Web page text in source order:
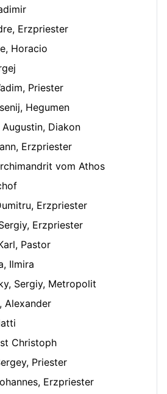
Erzpriester
Horacio
Priester
Hegumen
Diakon
Erzpriester
vom Athos
Erzpriester
Erzpriester
Pastor
Ilmira
Sergiy, Metropolit
Alexander
Christoph
Priester
Erzpriester